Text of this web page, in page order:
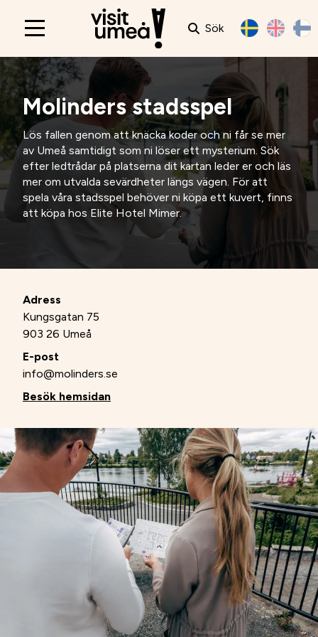
Main
Sök
Molinders stadsspel
Lös fallen genom att knäcka koder och ni får se mer
av Umeå samtidigt som ni löser ett mysterium. Sök
efter ledtrådar på platserna dit kartan leder er och läs
mer om utvalda sevärdheter längs vägen. För att
spela våra stadsspel behöver ni köpa ett kuvert, finns
att köpa hos Elite Hotel Mimer.
Adress
Kungsgatan 75
903 26 Umeå
E-post
info@molinders.se
Besök hemsidan